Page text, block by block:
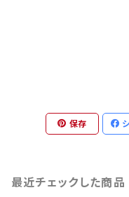
保存
最近チェックした商品